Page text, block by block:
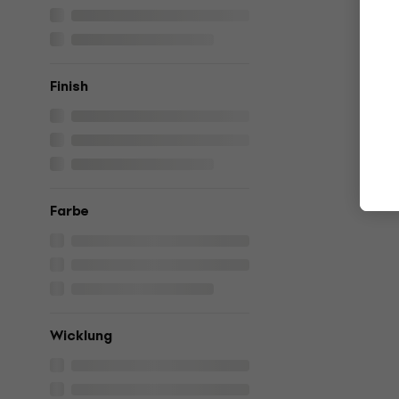
Finish
Farbe
Wicklung